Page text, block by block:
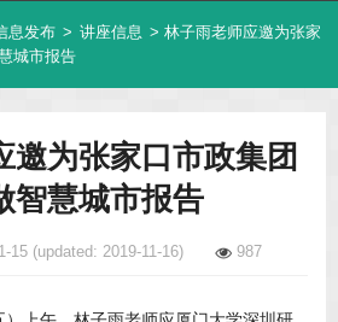
息发布 > 讲座信息 > 林子雨老师应邀为张家
城市报告
邀为张家口市政集团
智慧城市报告
15 (updated: 2019-11-16) 987